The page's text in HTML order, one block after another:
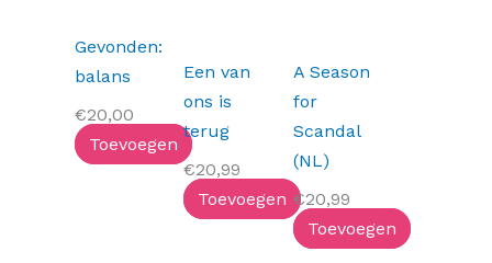
Gevonden:
balans
€20,00
Toevoegen
Een van
ons is
terug
€20,99
Toevoegen
A Season
for
Scandal
(NL)
€20,99
Toevoegen